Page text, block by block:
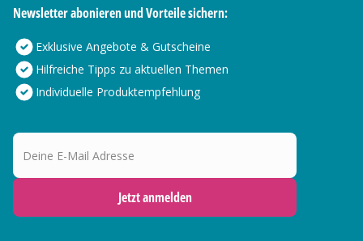
Newsletter abonieren und Vorteile sichern:
Exklusive Angebote & Gutscheine
Hilfreiche Tipps zu aktuellen Themen
Individuelle Produktempfehlung
Deine E-Mail Adresse
Jetzt anmelden